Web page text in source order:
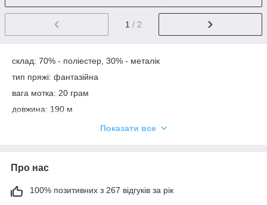
1 / 2
склад: 70% - поліестер, 30% - металік
тип пряжі: фантазійна
вага мотка: 20 грам
довжина: 190 м
упаковка: 10 моп*20 грПоказати все
Про нас
100% позитивних з 267 відгуків за рік